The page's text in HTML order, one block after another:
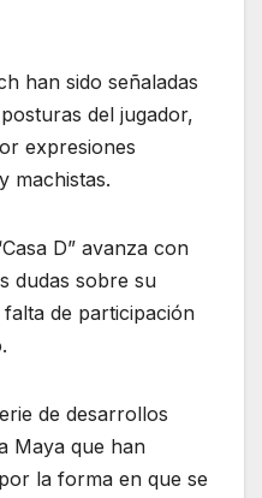
han sido señaladas
del jugador,
expresiones
machistas.
D” avanza con
dudas sobre su
de participación
de desarrollos
Maya que han
la forma en que se